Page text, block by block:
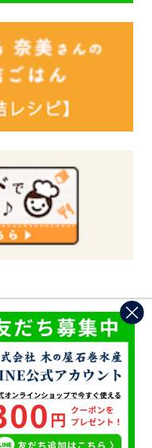
会社概要
工場直売所
お問い合わせ